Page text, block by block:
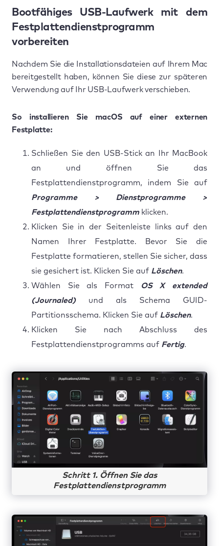
Bootfähiges USB-Laufwerk mit dem
Festplattendienstprogramm
vorbereiten
Nachdem Sie die Installationsdateien auf Ihrem Mac
bereitgestellt haben, können Sie diese zur späteren
Verwendung auf Ihr USB-Laufwerk verschieben.
So installieren Sie macOS auf einer externen
Festplatte:
Schließen Sie den USB-Stick an Ihr MacBook
an und öffnen Sie das
Festplattendienstprogramm, indem Sie auf
Programme > Dienstprogramme >
Festplattendienstprogramm klicken.
Klicken Sie in der Seitenleiste links auf den
Namen Ihrer Festplatte. Bevor Sie die
Festplatte formatieren, stellen Sie sicher, dass
sie gesichert ist. Klicken Sie auf Löschen.
Wählen Sie als Format
OS X extended
(Journaled)und als Schema GUID-
Partitionsschema. Klicken Sie auf Löschen.
Klicken Sie nach Abschluss des
Festplattendienstprogramms auf Fertig.
Schritt 1. Öffnen Sie das
Festplattendienstprogramm